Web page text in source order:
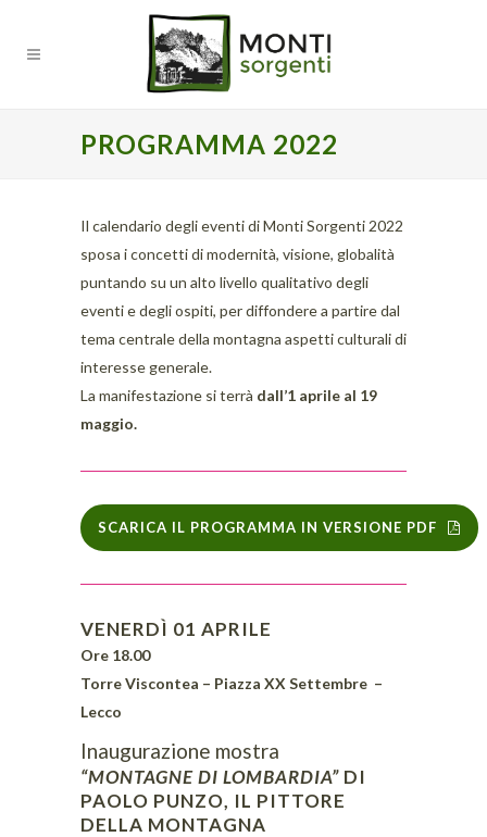
PROGRAMMA 2022
Il calendario degli eventi di Monti Sorgenti 2022
sposa i concetti di modernità, visione, globalità
puntando su un alto livello qualitativo degli
eventi e degli ospiti, per diffondere a partire dal
tema centrale della montagna aspetti culturali di
interesse generale.
La manifestazione si terrà dall’1 aprile al 19
maggio.
SCARICA IL PROGRAMMA IN VERSIONE PDF
VENERDÌ 01 APRILE
Ore 18.00
Torre Viscontea – Piazza XX Settembre –
Lecco
Inaugurazione mostra
“MONTAGNE DI LOMBARDIA” DI
PAOLO PUNZO, IL PITTORE
DELLA MONTAGNA